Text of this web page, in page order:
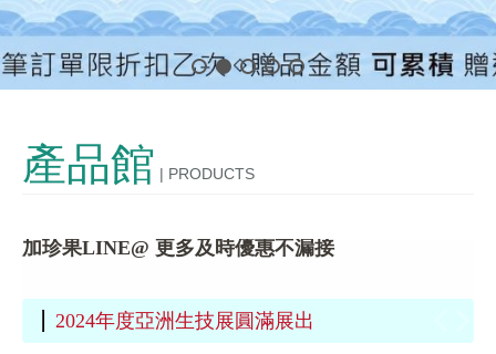
發酵技術
購物說明
聯絡我們
產品館 | PRODUCTS
加珍果LINE@ 更多及時優惠不漏接
工廠通過 HACCP 及 ISO 22000認證
~2022 週 年 慶 得奬者名單公布~
2024年度亞洲生技展圓滿展出